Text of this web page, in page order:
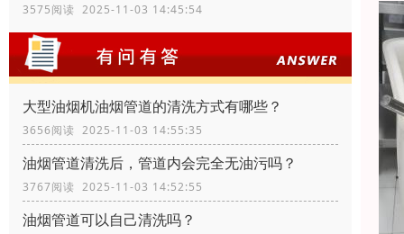
3575阅读 2025-11-03 14:45:54
大型油烟机油烟管道的清洗方式有哪些？
3656阅读 2025-11-03 14:55:35
油烟管道清洗后，管道内会完全无油污吗？
3767阅读 2025-11-03 14:52:55
油烟管道可以自己清洗吗？